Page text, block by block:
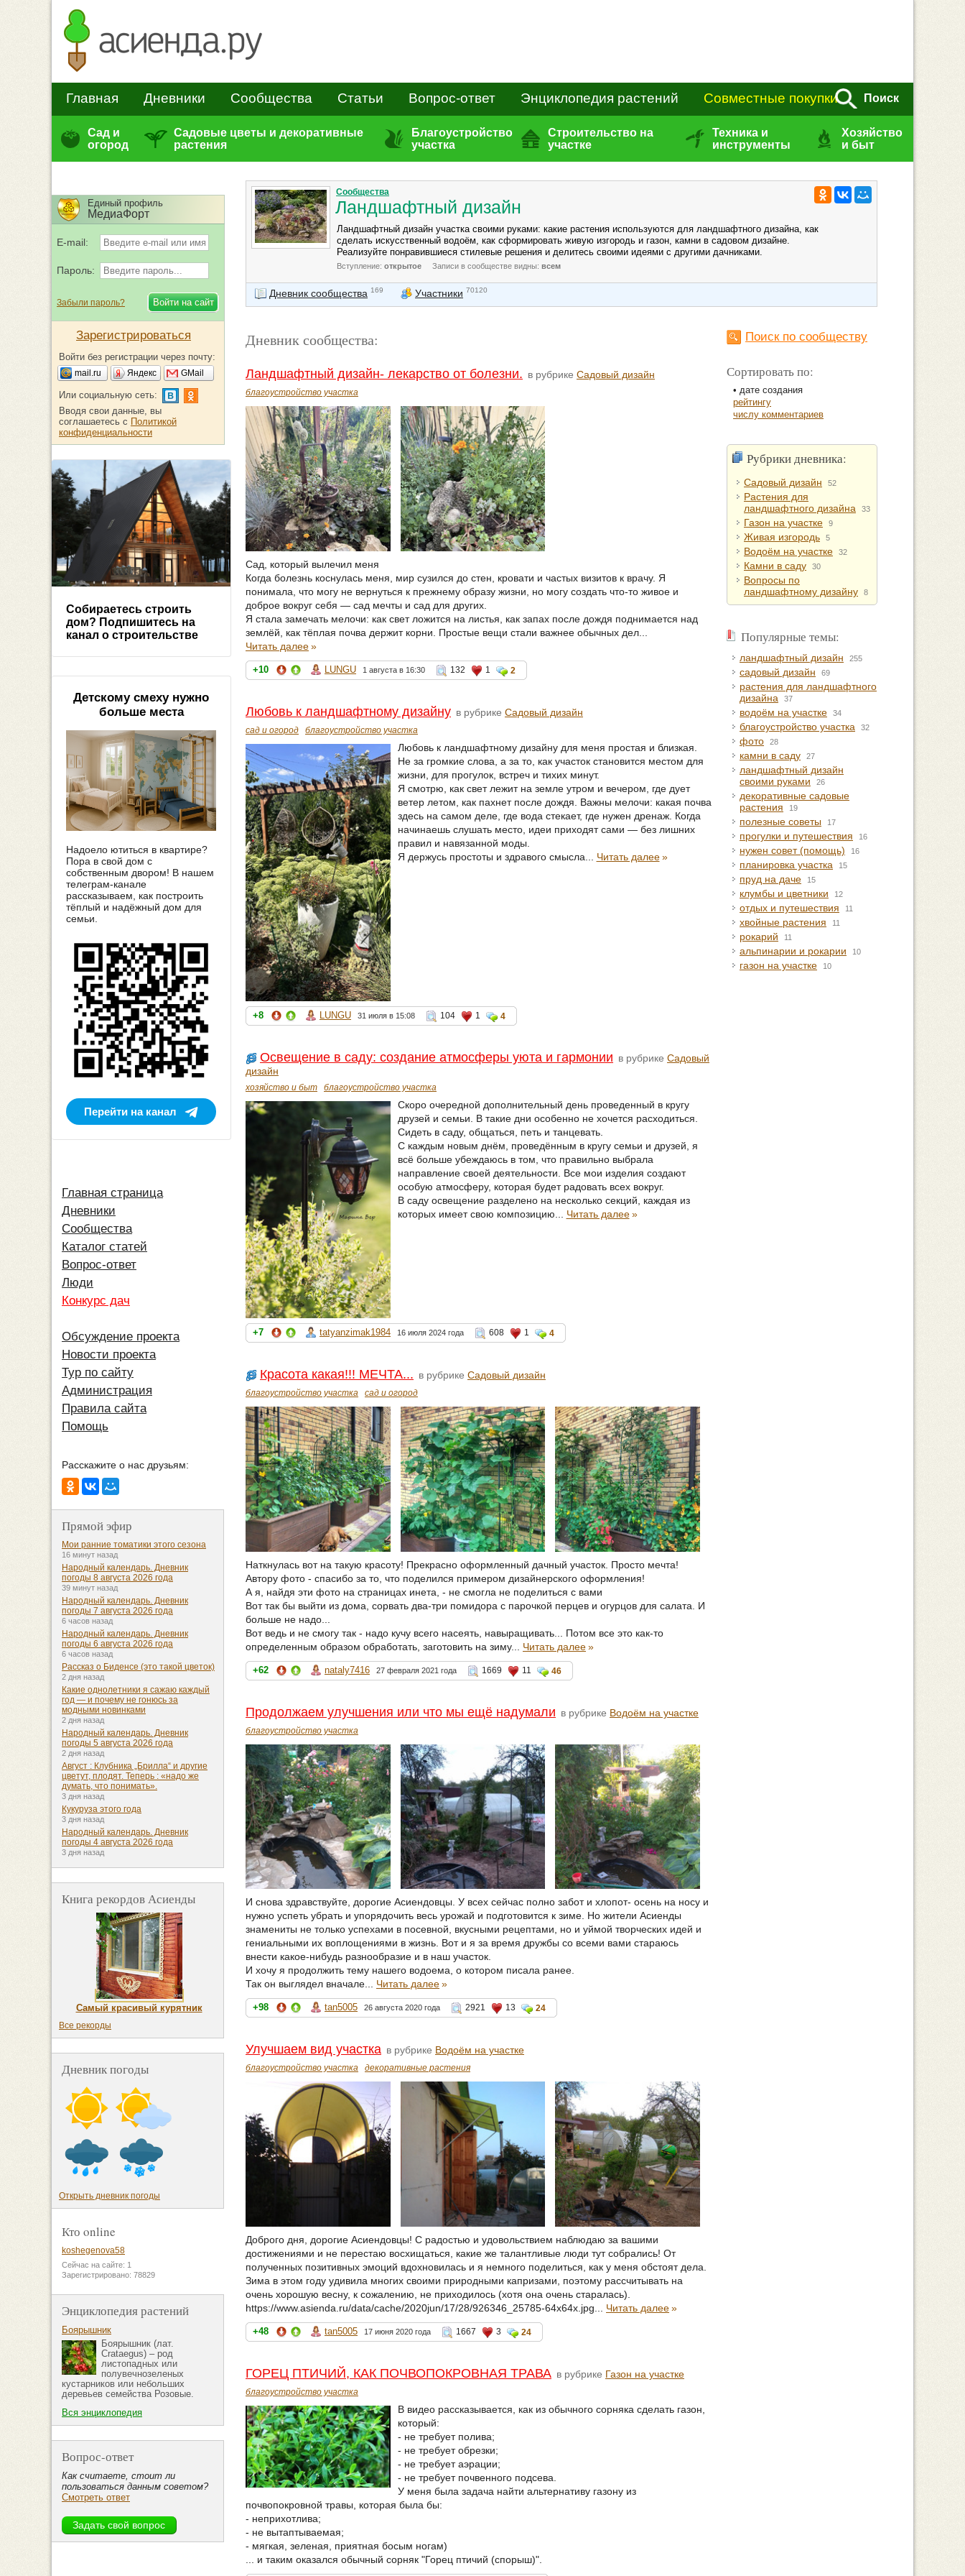
Главная Дневники Сообщества Статьи Вопрос-ответ Энциклопедия растений Совместные покупки Поиск
Сад и
огород
Садовые цветы и декоративные
растения
Благоустройство
участка
Строительство на
участке
Техника и
инструменты
Хозяйство
и быт
Сообщества
Ландшафтный дизайн
Ландшафтный дизайн участка своими руками: какие растения используются для ландшафтного дизайна, как
сделать искусственный водоём, как сформировать живую изгородь и газон, камни в садовом дизайне.
Реализуйте понравившиеся стилевые решения и делитесь своими идеями с другими дачниками.
Вступление: открытое Записи в сообществе видны: всем
Дневник сообщества 169 Участники 70120
Дневник сообщества:
Ландшафтный дизайн- лекарство от болезни. в рубрике Садовый дизайн
благоустройство участка
Сад, который вылечил меня
Когда болезнь коснулась меня, мир сузился до стен, кровати и частых визитов к врачу. Я
понимала, что могу не вернуться к прежнему образу жизни, но могу создать что-то живое и
доброе вокруг себя — сад мечты и сад для других.
Я стала замечать мелочи: как свет ложится на листья, как запах после дождя поднимается над
землёй, как тёплая почва держит корни. Простые вещи стали важнее обычных дел...
Читать далее»
+10 LUNGU 1 августа в 16:30 132 1 2
Любовь к ландшафтному дизайну в рубрике Садовый дизайн
сад и огород благоустройство участка
Любовь к ландшафтному дизайну для меня простая и близкая.
Не за громкие слова, а за то, как участок становится местом для
жизни, для прогулок, встреч и тихих минут.
Я смотрю, как свет лежит на земле утром и вечером, где дует
ветер летом, как пахнет после дождя. Важны мелочи: какая почва
здесь на самом деле, где вода стекает, где нужен дренаж. Когда
начинаешь слушать место, идеи приходят сами — без лишних
правил и навязанной моды.
Я держусь простоты и здравого смысла... Читать далее »
+8 LUNGU 31 июля в 15:08 104 1 4
Освещение в саду: создание атмосферы уюта и гармонии в рубрике Садовый
дизайн
хозяйство и быт благоустройство участка
Скоро очередной дополнительный день проведенный в кругу
друзей и семьи. В такие дни особенно не хочется расходиться.
Сидеть в саду, общаться, петь и танцевать.
С каждым новым днём, проведённым в кругу семьи и друзей, я
всё больше убеждаюсь в том, что правильно выбрала
направление своей деятельности. Все мои изделия создают
особую атмосферу, которая будет радовать всех вокруг.
В саду освещение разделено на несколько секций, каждая из
которых имеет свою композицию... Читать далее »
+7 tatyanzimak1984 16 июля 2024 года 608 1 4
Красота какая!!! МЕЧТА... в рубрике Садовый дизайн
благоустройство участка сад и огород
Наткнулась вот на такую красоту! Прекрасно оформленный дачный участок. Просто мечта!
Автору фото - спасибо за то, что поделился примером дизайнерского оформления!
А я, найдя эти фото на страницах инета, - не смогла не поделиться с вами
Вот так бы выйти из дома, сорвать два-три помидора с парочкой перцев и огурцов для салата. И
больше не надо...
Вот ведь и не смогу так - надо кучу всего насеять, навыращивать... Потом все это как-то
определенным образом обработать, заготовить на зиму... Читать далее»
+62 nataly7416 27 февраля 2021 года 1669 11 46
Продолжаем улучшения или что мы ещё надумали в рубрике Водоём на участке
благоустройство участка
И снова здравствуйте, дорогие Асиендовцы. У всех сейчас полно забот и хлопот- осень на носу и
нужно успеть убрать и упорядочить весь урожай и подготовится к зиме. Но жители Асиенды
знамениты не только успехами в посевной, вкусными рецептами, но и уймой творческих идей и
гениальными их воплощениями в жизнь. Вот и я за время дружбы со всеми вами стараюсь
внести какое-нибудь разнообразие и в наш участок.
И хочу я продолжить тему нашего водоема, о котором писала ранее.
Так он выглядел вначале... Читать далее»
+98 tan5005 26 августа 2020 года 2921 13 24
Улучшаем вид участка в рубрике Водоём на участке
благоустройство участка декоративные растения
Доброго дня, дорогие Асиендовцы! С радостью и удовольствием наблюдаю за вашими
достижениями и не перестаю восхищаться, какие же талантливые люди тут собрались! От
полученных позитивных эмоций вдохновилась и я немного поделиться, как у меня обстоят дела.
Зима в этом году удивила многих своими природными капризами, поэтому рассчитывать на
очень хорошую весну, к сожалению, не приходилось (хотя она очень старалась).
https://www.asienda.ru/data/cache/2020jun/17/28/926346_25785-64x64x.jpg... Читать далее»
+48 tan5005 17 июня 2020 года 1667 3 24
ГОРЕЦ ПТИЧИЙ, КАК ПОЧВОПОКРОВНАЯ ТРАВА в рубрике Газон на участке
благоустройство участка
В видео рассказывается, как из обычного сорняка сделать газон,
который:
- не требует полива;
- не требует обрезки;
- не требует аэрации;
- не требует почвенного подсева.
У меня была задача найти альтернативу газону из
почвопокровной травы, которая была бы:
- неприхотлива;
- не вытаптываемая;
- мягкая, зеленая, приятная босым ногам)
... и таким оказался обычный сорняк "Горец птичий (спорыш)".
Поиск по сообществу
Сортировать по:
• дате создания
рейтингу
числу комментариев
Рубрики дневника:
Садовый дизайн 52
Растения для
ландшафтного дизайна
33
Газон на участке 9
Живая изгородь 5
Водоём на участке 32
Камни в саду 30
Вопросы по
ландшафтному дизайну
8
Популярные темы:
ландшафтный дизайн 255
садовый дизайн 69
растения для ландшафтного
дизайна
37
водоём на участке 34
благоустройство участка 32
фото 28
камни в саду 27
ландшафтный дизайн
своими руками
26
декоративные садовые
растения
19
полезные советы 17
прогулки и путешествия 16
нужен совет (помощь) 16
планировка участка 15
пруд на даче 15
клумбы и цветники 12
отдых и путешествия 11
хвойные растения 11
рокарий 11
альпинарии и рокарии 10
газон на участке 10
Единый профиль
МедиаФорт
E-mail:
Пароль:
Забыли пароль?
Зарегистрироваться
Войти без регистрации через почту:
mail.ru Яндекс GMail
Или социальную сеть:
Вводя свои данные, вы
соглашаетесь с Политикой
конфиденциальности
Собираетесь строить
дом? Подпишитесь на
канал о строительстве
Детскому смеху нужно
больше места
Надоело ютиться в квартире?
Пора в свой дом с
собственным двором! В нашем
телеграм-канале
рассказываем, как построить
тёплый и надёжный дом для
семьи.
Перейти на канал
Главная страница
Дневники
Сообщества
Каталог статей
Вопрос-ответ
Люди
Конкурс дач
Обсуждение проекта
Новости проекта
Тур по сайту
Администрация
Правила сайта
Помощь
Расскажите о нас друзьям:
Прямой эфир
Мои ранние томатики этого сезона
16 минут назад
Народный календарь. Дневник
погоды 8 августа 2026 года
39 минут назад
Народный календарь. Дневник
погоды 7 августа 2026 года
6 часов назад
Народный календарь. Дневник
погоды 6 августа 2026 года
6 часов назад
Рассказ о Биденсе (это такой цветок)
2 дня назад
Какие однолетники я сажаю каждый
год — и почему не гонюсь за
модными новинками
2 дня назад
Народный календарь. Дневник
погоды 5 августа 2026 года
2 дня назад
Август : Клубника „Брилла“ и другие
цветут, плодят. Теперь : «надо же
думать, что понимать».
3 дня назад
Кукуруза этого года
3 дня назад
Народный календарь. Дневник
погоды 4 августа 2026 года
3 дня назад
Книга рекордов Асиенды
Самый красивый курятник
Все рекорды
Дневник погоды
Открыть дневник погоды
Кто online
koshegenova58
Сейчас на сайте: 1
Зарегистрировано: 78829
Энциклопедия растений
Боярышник
Боярышник (лат.
Crataegus) – род
листопадных или
полувечнозеленых
кустарников или небольших
деревьев семейства Розовые.
Вся энциклопедия
Вопрос-ответ
Как считаете, стоит ли
пользоваться данным советом?
Смотреть ответ